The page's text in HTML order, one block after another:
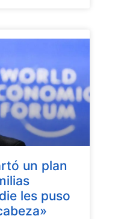
un plan
les puso